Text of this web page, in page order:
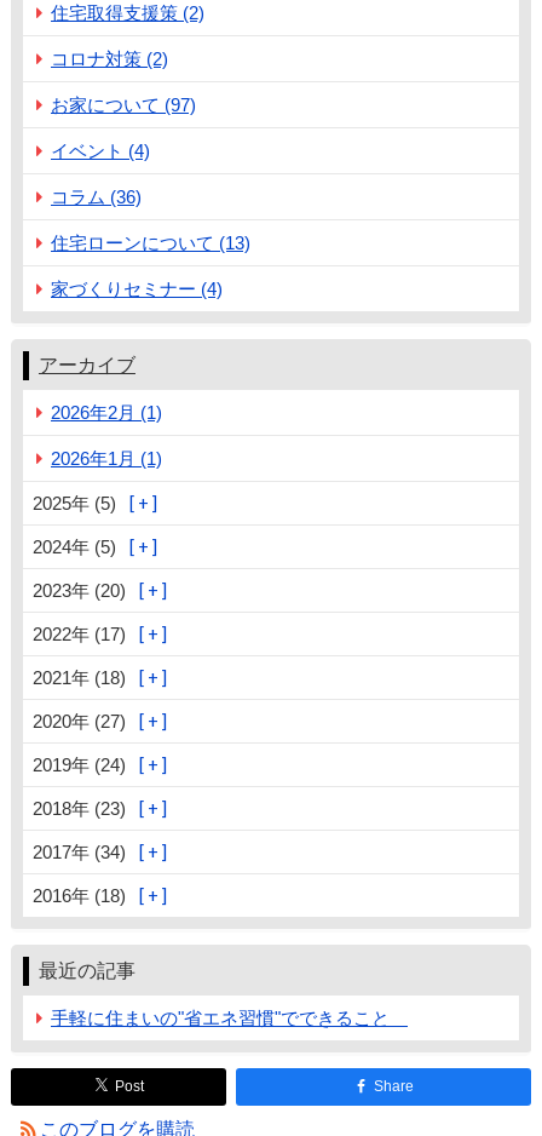
住宅取得支援策 (2)
コロナ対策 (2)
お家について (97)
イベント (4)
コラム (36)
住宅ローンについて (13)
家づくりセミナー (4)
アーカイブ
2026年2月 (1)
2026年1月 (1)
2025年 (5)
2024年 (5)
2023年 (20)
2022年 (17)
2021年 (18)
2020年 (27)
2019年 (24)
2018年 (23)
2017年 (34)
2016年 (18)
最近の記事
手軽に住まいの"省エネ習慣"でできること
Post Share
このブログを購読